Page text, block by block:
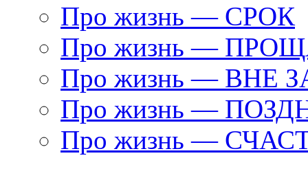
Про жизнь — СРОК
Про жизнь —
Про жизнь — ВНЕ
Про жизнь —
Про жизнь —